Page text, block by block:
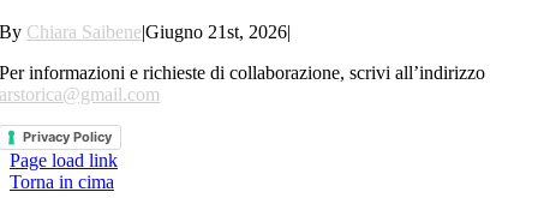
By Chiara Saibene|Giugno 21st, 2026|
Per informazioni e richieste di collaborazione, scrivi all’indirizzo
arstorica@gmail.com
Privacy Policy
Page load link
Torna in cima